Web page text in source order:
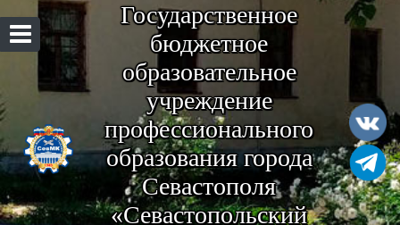
Государственное
бюджетное
образовательное
учреждение
профессионального
образования города
Севастополя
«Севастопольский